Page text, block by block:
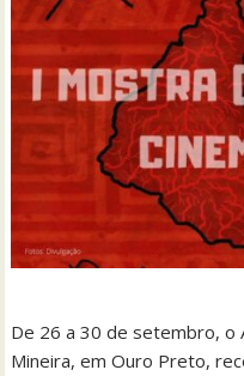
De 26 a 30 de setembro, o
Mineira, em Ouro Preto,